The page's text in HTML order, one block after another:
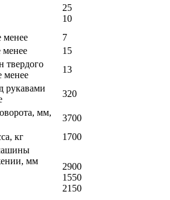
25
10
менее
7
менее
15
твердого
менее
13
рукавами
320
мм,
3700
кг
1700
мм
2900
1550
2150